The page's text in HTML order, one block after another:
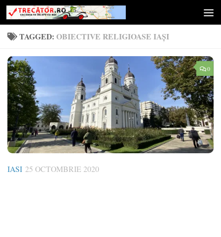
Skip to content
TAGGED: OBIECTIVE RELIGIOASE IAȘI
0
IASI 25 OCTOMBRIE 2020